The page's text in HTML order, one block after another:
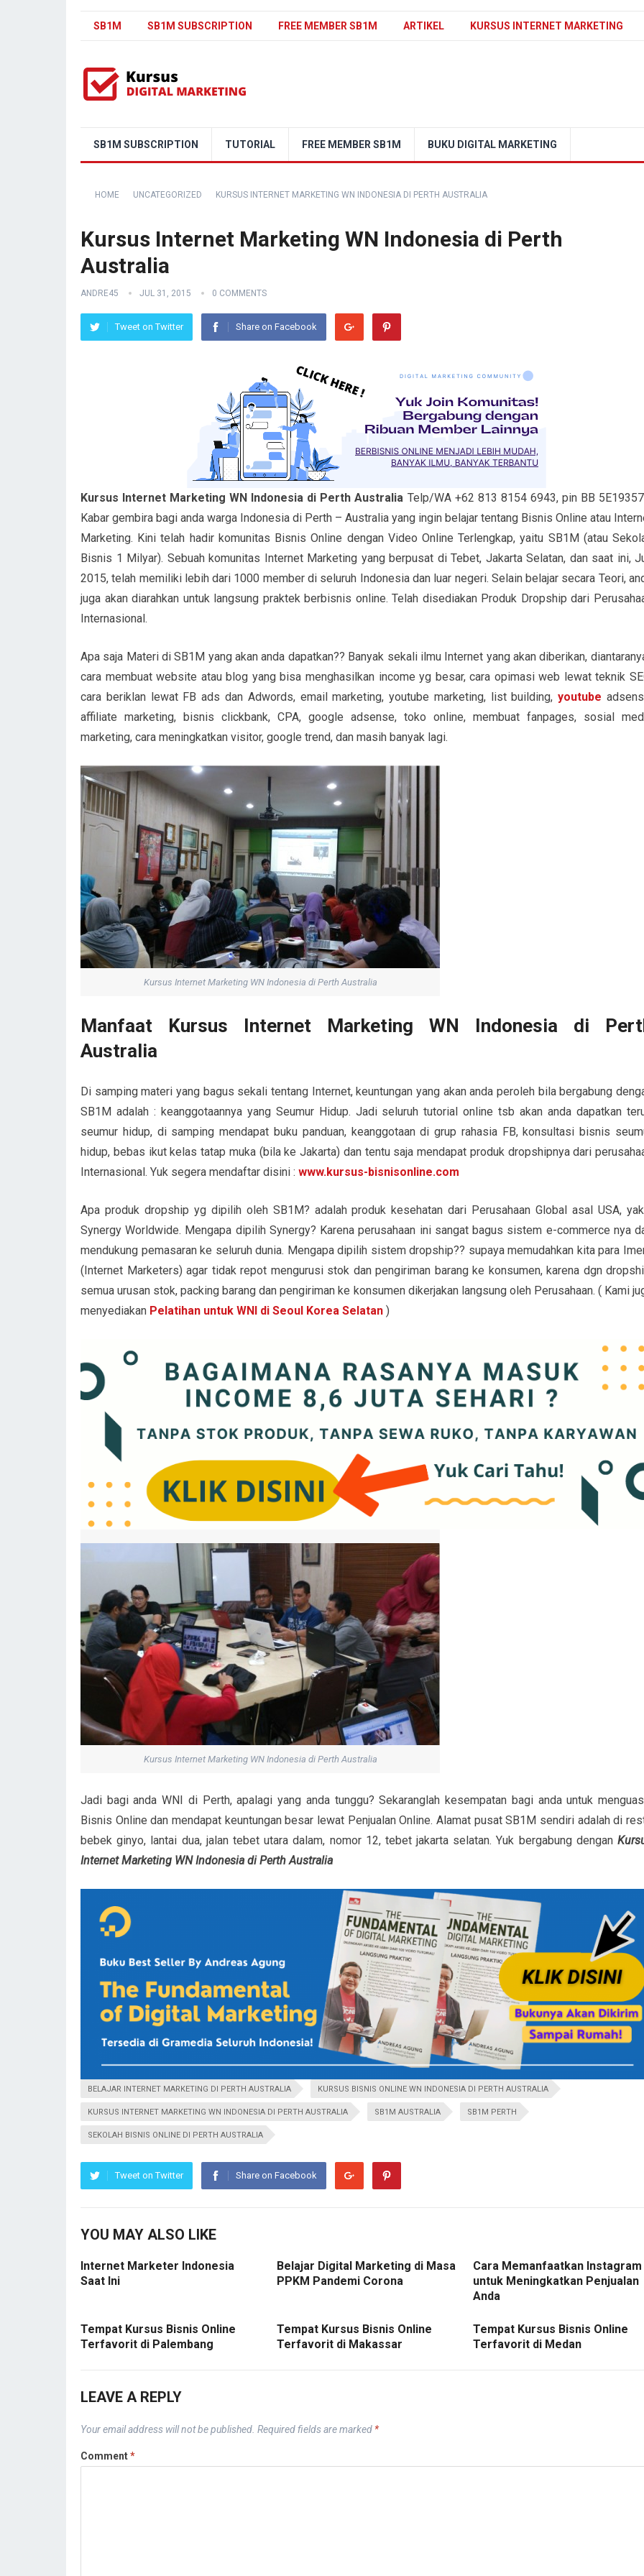
SB1M SB1M SUBSCRIPTION FREE MEMBER SB1M ARTIKEL KURSUS INTERNET MARKETING
SB1M SUBSCRIPTION TUTORIAL FREE MEMBER SB1M BUKU DIGITAL MARKETING
HOME UNCATEGORIZED KURSUS INTERNET MARKETING WN INDONESIA DI PERTH AUSTRALIA
Kursus Internet Marketing WN Indonesia di Perth
Australia
ANDRE45 JUL 31, 2015 0 COMMENTS
Tweet on Twitter Share on Facebook
Kursus Internet Marketing WN Indonesia di Perth Australia Telp/WA +62 813 8154 6943, pin BB
Kabar gembira bagi anda warga Indonesia di Perth – Australia yang ingin belajar tentang Bisnis Online atau
Marketing. Kini telah hadir komunitas Bisnis Online dengan Video Online Terlengkap, yaitu SB1M (atau
Bisnis 1 Milyar). Sebuah komunitas Internet Marketing yang berpusat di Tebet, Jakarta Selatan, dan saat ini,
2015, telah memiliki lebih dari 1000 member di seluruh Indonesia dan luar negeri. Selain belajar secara Teori,
juga akan diarahkan untuk langsung praktek berbisnis online. Telah disediakan Produk Dropship dari
Internasional.
Apa saja Materi di SB1M yang akan anda dapatkan?? Banyak sekali ilmu Internet yang akan diberikan,
cara membuat website atau blog yang bisa menghasilkan income yg besar, cara opimasi web lewat teknik
cara beriklan lewat FB ads dan Adwords, email marketing, youtube marketing, list building,youtube
affiliate marketing, bisnis clickbank, CPA, google adsense, toko online, membuat fanpages, sosial
marketing, cara meningkatkan visitor, google trend, dan masih banyak lagi.
Kursus Internet Marketing WN Indonesia di Perth Australia
Manfaat Kursus Internet Marketing WN Indonesia di
Australia
Di samping materi yang bagus sekali tentang Internet, keuntungan yang akan anda peroleh bila bergabung
SB1M adalah : keanggotaannya yang Seumur Hidup. Jadi seluruh tutorial online tsb akan anda dapatkan
seumur hidup, di samping mendapat buku panduan, keanggotaan di grup rahasia FB, konsultasi bisnis
hidup, bebas ikut kelas tatap muka (bila ke Jakarta) dan tentu saja mendapat produk dropshipnya dari
Internasional. Yuk segera mendaftar disini : www.kursus-bisnisonline.com
Apa produk dropship yg dipilih oleh SB1M? adalah produk kesehatan dari Perusahaan Global asal USA,
Synergy Worldwide. Mengapa dipilih Synergy? Karena perusahaan ini sangat bagus sistem e-commerce nya
mendukung pemasaran ke seluruh dunia. Mengapa dipilih sistem dropship?? supaya memudahkan kita para
(Internet Marketers) agar tidak repot mengurusi stok dan pengiriman barang ke konsumen, karena dgn
semua urusan stok, packing barang dan pengiriman ke konsumen dikerjakan langsung oleh Perusahaan. ( Kami
menyediakan Pelatihan untuk WNI di Seoul Korea Selatan )
Kursus Internet Marketing WN Indonesia di Perth Australia
Jadi bagi anda WNI di Perth, apalagi yang anda tunggu? Sekaranglah kesempatan bagi anda untuk
Bisnis Online dan mendapat keuntungan besar lewat Penjualan Online. Alamat pusat SB1M sendiri adalah di
bebek ginyo, lantai dua, jalan tebet utara dalam, nomor 12, tebet jakarta selatan. Yuk bergabung dengan
Internet Marketing WN Indonesia di Perth Australia
BELAJAR INTERNET MARKETING DI PERTH AUSTRALIA KURSUS BISNIS ONLINE WN INDONESIA DI PERTH AUSTRALIA
KURSUS INTERNET MARKETING WN INDONESIA DI PERTH AUSTRALIA SB1M AUSTRALIA SB1M PERTH
SEKOLAH BISNIS ONLINE DI PERTH AUSTRALIA
Tweet on Twitter Share on Facebook
YOU MAY ALSO LIKE
Internet Marketer Indonesia
Saat Ini
Belajar Digital Marketing di Masa
PPKM Pandemi Corona
Cara Memanfaatkan Instagram
untuk Meningkatkan Penjualan
Anda
Tempat Kursus Bisnis Online
Terfavorit di Palembang
Tempat Kursus Bisnis Online
Terfavorit di Makassar
Tempat Kursus Bisnis Online
Terfavorit di Medan
LEAVE A REPLY
Your email address will not be published. Required fields are marked *
Comment*